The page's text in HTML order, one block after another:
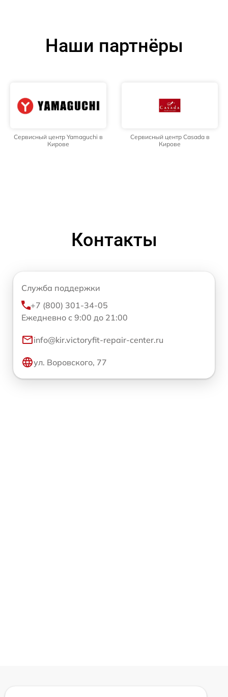
Наши партнёры
Сервисный центр Yamaguchi в
Кирове
Сервисный центр Casada в
Кирове
Контакты
Служба поддержки
+7 (800) 301-34-05
Ежедневно с 9:00 до 21:00
info@kir.victoryfit-repair-center.ru
ул. Воровского, 77